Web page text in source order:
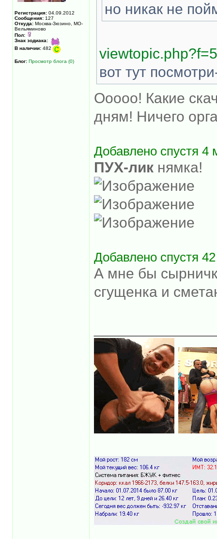
Регистрация: 04.09.2012
Сообщения: 127
Откуда: Москва-Зюзино, МО-
Вельяминово
Пол:
Знак зодиака:
В наличии: 482
Блог: Просмотр блога (0)
но никак не
вот тут
Ооооо! Какие
дням! Ничего
Добавлено спустя 4
ПУХ-лик нямка!
Добавлено спустя
А мне бы
сгущенка и